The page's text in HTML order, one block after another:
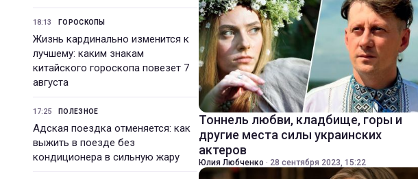
18:13 ГОРОСКОПЫ
Жизнь кардинально изменится к
лучшему: каким знакам
китайского гороскопа повезет 7
августа
17:25 ПОЛЕЗНОЕ
Адская поездка отменяется: как
выжить в поезде без
кондиционера в сильную жару
Тоннель любви, кладбище, горы и
другие места силы украинских
актеров
Юлия Любченко · 28 сентября 2023, 15:22